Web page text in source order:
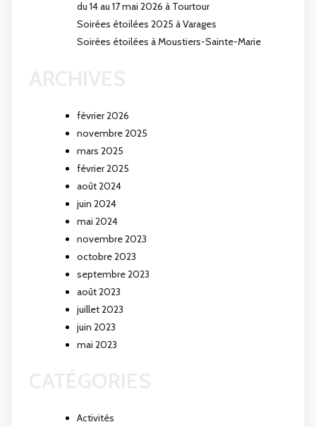
du 14 au 17 mai 2026 à Tourtour
Soirées étoilées 2025 à Varages
Soirées étoilées à Moustiers-Sainte-Marie
février 2026
novembre 2025
mars 2025
février 2025
août 2024
juin 2024
mai 2024
novembre 2023
octobre 2023
septembre 2023
août 2023
juillet 2023
juin 2023
mai 2023
Activités